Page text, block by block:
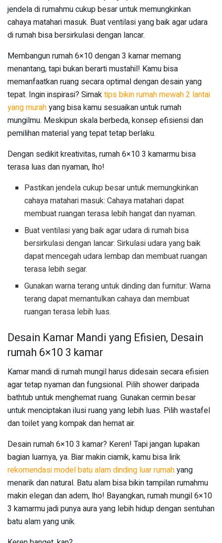
jendela di rumahmu cukup besar untuk memungkinkan
cahaya matahari masuk. Buat ventilasi yang baik agar udara
di rumah bisa bersirkulasi dengan lancar.
Membangun rumah 6×10 dengan 3 kamar memang
menantang, tapi bukan berarti mustahil! Kamu bisa
memanfaatkan ruang secara optimal dengan desain yang
tepat. Ingin inspirasi? Simaktips bikin rumah mewah 2 lantai
yang murahyang bisa kamu sesuaikan untuk rumah
mungilmu. Meskipun skala berbeda, konsep efisiensi dan
pemilihan material yang tepat tetap berlaku.
Dengan sedikit kreativitas, rumah 6×10 3 kamarmu bisa
terasa luas dan nyaman, lho!
Pastikan jendela cukup besar untuk memungkinkan
cahaya matahari masuk: Cahaya matahari dapat
membuat ruangan terasa lebih hangat dan nyaman.
Buat ventilasi yang baik agar udara di rumah bisa
bersirkulasi dengan lancar: Sirkulasi udara yang baik
dapat mencegah udara lembap dan membuat ruangan
terasa lebih segar.
Gunakan warna terang untuk dinding dan furnitur: Warna
terang dapat memantulkan cahaya dan membuat
ruangan terasa lebih luas.
Desain Kamar Mandi yang Efisien, Desain
rumah 6×10 3 kamar
Kamar mandi di rumah mungil harus didesain secara efisien
agar tetap nyaman dan fungsional. Pilih shower daripada
bathtub untuk menghemat ruang. Gunakan cermin besar
untuk menciptakan ilusi ruang yang lebih luas. Pilih wastafel
dan toilet yang kompak dan hemat air.
Desain rumah 6×10 3 kamar? Keren! Tapi jangan lupakan
bagian luarnya, ya. Biar makin ciamik, kamu bisa lirik
rekomendasi model batu alam dinding luar rumahyang
menarik dan natural. Batu alam bisa bikin tampilan rumahmu
makin elegan dan adem, lho! Bayangkan, rumah mungil 6×10
3 kamarmu jadi punya aura yang lebih hidup dengan sentuhan
batu alam yang unik.